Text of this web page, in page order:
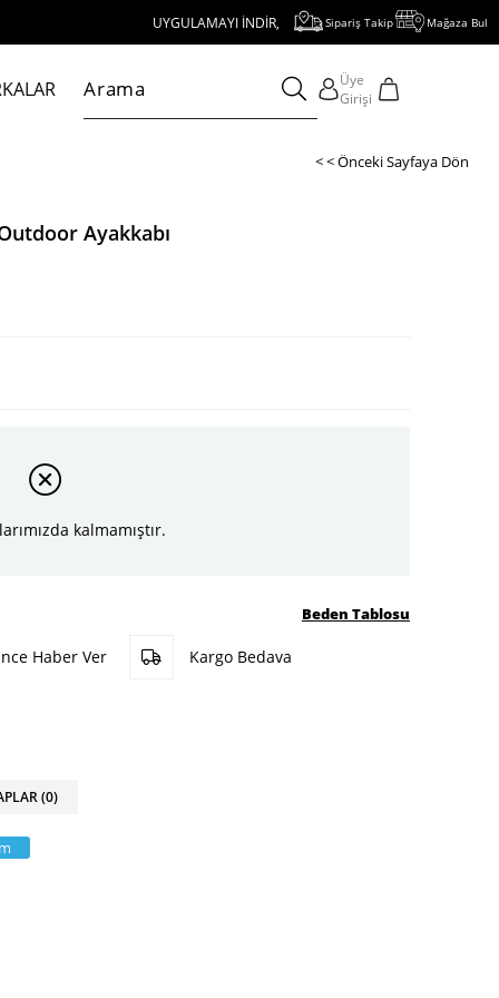
UYGULAMAYI İNDİR, 1000 TL VE ÜZERİ ALIŞVERİŞE 250 TL
Sipariş Takip Mağaza Bul
Üye
Girişi
< < Önceki Sayfaya Dön
Ayakkabı
kalmamıştır.
Beden Tablosu
Haber Ver Kargo Bedava
(0)